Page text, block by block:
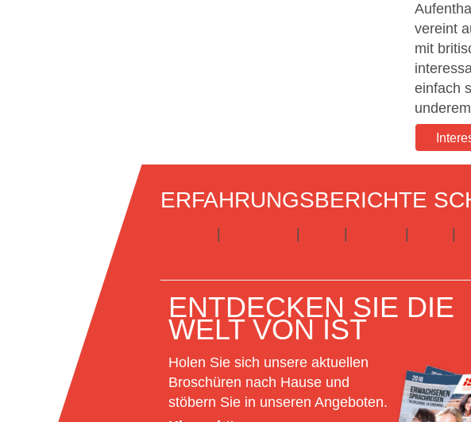
vereint
mit
einfach
ERFAHRUNGSBERICHTE
ENTDECKEN SIE DIE
WELT VON IST
Holen Sie sich unsere aktuellen
Broschüren nach Hause und
stöbern Sie in unseren Angeboten.